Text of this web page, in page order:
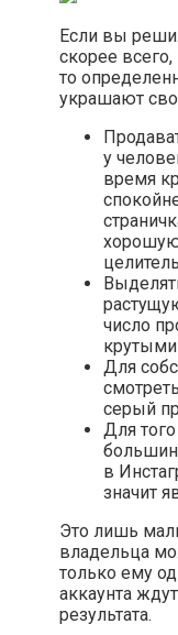
Если вы
скорее
то
украшают
у
время
число
Для
серый
Для
в
значит
Это лишь
владельца
только ему
аккаунта
результата.